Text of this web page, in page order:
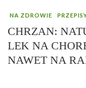
NA ZDROWIE
CHRZAN:
LEK NA
NAWET NA